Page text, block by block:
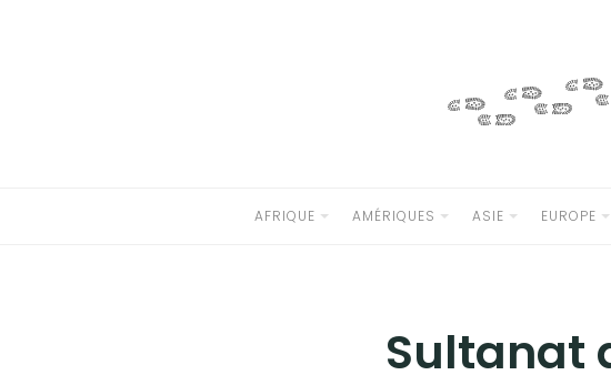
AFRIQUE AMÉRIQUES ASIE EUROPE
Sultanat